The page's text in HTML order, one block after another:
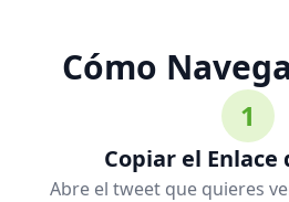
Cómo
1
Copiar el Enlace
Abre el tweet que quieres